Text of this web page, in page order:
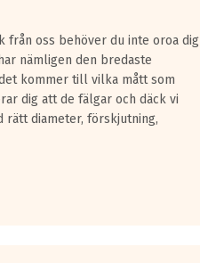
oss behöver du inte oroa dig
nämligen den bredaste
kommer till vilka mått som
dig att de fälgar och däck vi
diameter, förskjutning,